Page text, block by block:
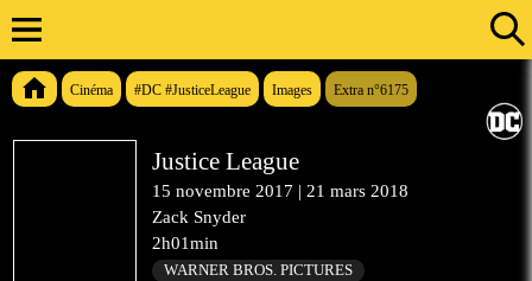
Cinéma #DC #JusticeLeague Images Extra n°6175
Justice League
15 novembre 2017 | 21 mars 2018
Zack Snyder
2h01min
WARNER BROS. PICTURES